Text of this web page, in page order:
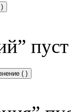
)
пуст
( )